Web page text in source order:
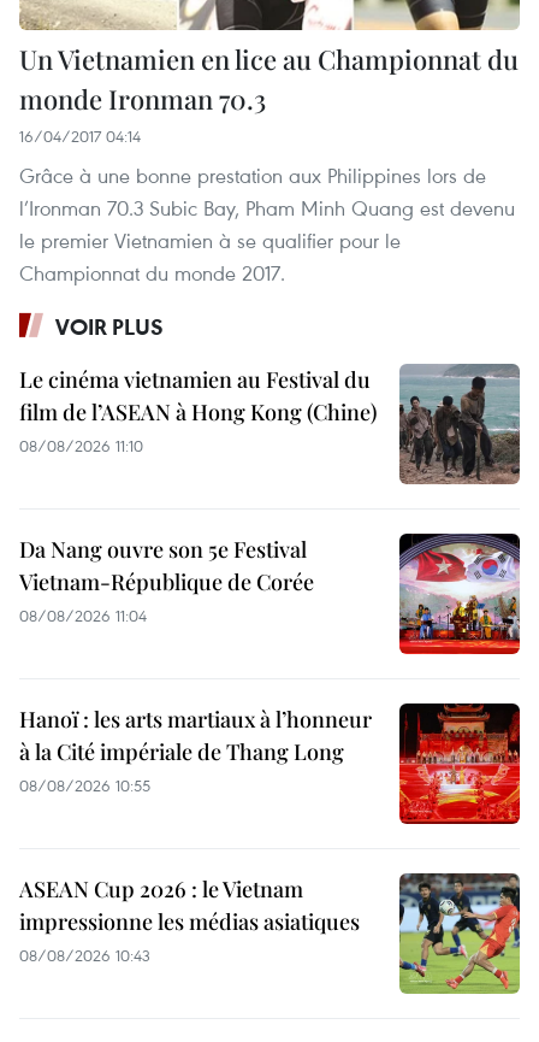
Un Vietnamien en lice au Championnat du
monde Ironman 70.3
16/04/2017 04:14
Grâce à une bonne prestation aux Philippines lors de
l’Ironman 70.3 Subic Bay, Pham Minh Quang est devenu
le premier Vietnamien à se qualifier pour le
Championnat du monde 2017.
VOIR PLUS
Le cinéma vietnamien au Festival du
film de l’ASEAN à Hong Kong (Chine)
08/08/2026 11:10
Da Nang ouvre son 5e Festival
Vietnam-République de Corée
08/08/2026 11:04
Hanoï : les arts martiaux à l’honneur
à la Cité impériale de Thang Long
08/08/2026 10:55
ASEAN Cup 2026 : le Vietnam
impressionne les médias asiatiques
08/08/2026 10:43